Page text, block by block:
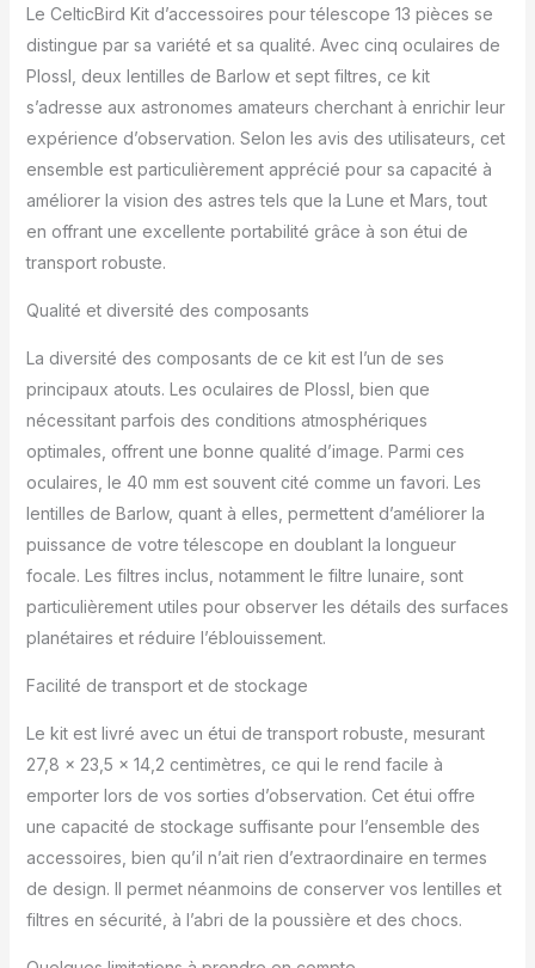
performances de votre
télescope. C'est une
rapport à l'achat
d'articles séparément 5
oculaires Plossl :
comprend 5 oculaires de
qualité supérieure, allant
de faible à haute
mm – pour différentes
lunaire, observations
lunaires à large champ et
amas d'étoiles, et une
nébuleuses nuageuses
et cibles de ciel profond,
ainsi que pour une
utilisation diurne dans
n'importe quel
Lentille de Barlow 2x : la
lentille de Barlow double
oculaire inséré de 3,2
Prime Focus pour fixer
un appareil photo reflex
numérique. Avec les
filetages T2 (M42 x
0,75), vous pouvez fixer
un anneau en T pour la
photographie
d'astronomie. Une
Le CelticBird Kit d’accessoires pour télescope 13 pièces se
distingue par sa variété et sa qualité. Avec cinq oculaires de
Plossl, deux lentilles de Barlow et sept filtres, ce kit
s’adresse aux astronomes amateurs cherchant à enrichir leur
expérience d’observation. Selon les avis des utilisateurs, cet
ensemble est particulièrement apprécié pour sa capacité à
améliorer la vision des astres tels que la Lune et Mars, tout
en offrant une excellente portabilité grâce à son étui de
transport robuste.
Qualité et diversité des composants
La diversité des composants de ce kit est l’un de ses
principaux atouts. Les oculaires de Plossl, bien que
nécessitant parfois des conditions atmosphériques
optimales, offrent une bonne qualité d’image. Parmi ces
oculaires, le 40 mm est souvent cité comme un favori. Les
lentilles de Barlow, quant à elles, permettent d’améliorer la
puissance de votre télescope en doublant la longueur
focale. Les filtres inclus, notamment le filtre lunaire, sont
particulièrement utiles pour observer les détails des surfaces
planétaires et réduire l’éblouissement.
Facilité de transport et de stockage
Le kit est livré avec un étui de transport robuste, mesurant
27,8 x 23,5 x 14,2 centimètres, ce qui le rend facile à
emporter lors de vos sorties d’observation. Cet étui offre
une capacité de stockage suffisante pour l’ensemble des
accessoires, bien qu’il n’ait rien d’extraordinaire en termes
de design. Il permet néanmoins de conserver vos lentilles et
filtres en sécurité, à l’abri de la poussière et des chocs.